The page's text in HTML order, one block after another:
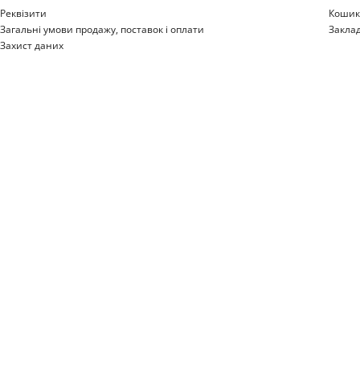
Реквізити
Загальні умови продажу, поставок і оплати
Захист даних
Кошик